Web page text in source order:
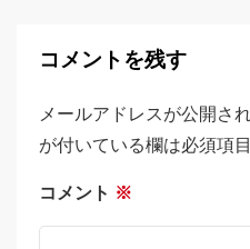
コメントを残す
メールアドレスが公開さ
が付いている欄は必須項
コメント ※